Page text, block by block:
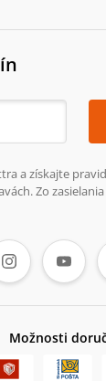
a získajte
Zo
Možnosti